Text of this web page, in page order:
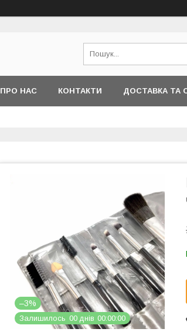
ПРО НАС КОНТАКТИ ДОСТАВКА ТА
–3%
Залишилось 00 днів 00 00 00